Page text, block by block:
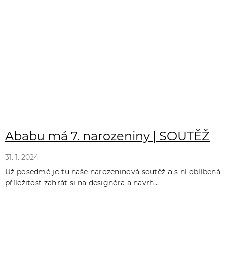
Ababu má 7. narozeniny | SOUTĚŽ
31. 1. 2024
Už posedmé je tu naše narozeninová soutěž a s ní oblíbená
příležitost zahrát si na designéra a navrh...